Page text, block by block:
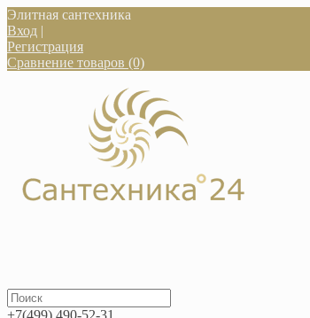
Элитная сантехника
Вход |
Регистрация
Сравнение товаров (0)
+7(499) 490-52-31